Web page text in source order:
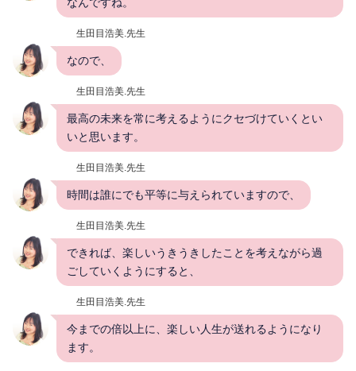
生田目浩美.先生
なので、
生田目浩美.先生
最高の未来を常に考えるようにクセづけていくとい
いと思います。
生田目浩美.先生
時間は誰にでも平等に与えられていますので、
生田目浩美.先生
できれば、楽しいうきうきしたことを考えながら過
ごしていくようにすると、
生田目浩美.先生
今までの倍以上に、楽しい人生が送れるようになり
ます。